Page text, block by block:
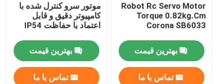
Robot Rc Servo Motor
Torque 0.82kg.Cm
Corona SB6033
بهترین قیمت
تماس با ما
موتور سرو کنترل شده با
کامپیوتر دقیق و قابل
اعتماد با حفاظت IP54
بهترین قیمت
تماس با ما